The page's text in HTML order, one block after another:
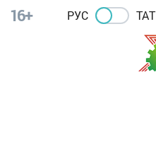
16+ РУС ТАТ